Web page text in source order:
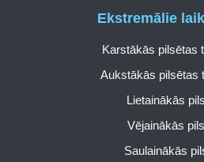
Ekstremālie
Karstākās pilsētas
Aukstākās pilsētas
Lietainākās
Vējainākās
Saulainākās